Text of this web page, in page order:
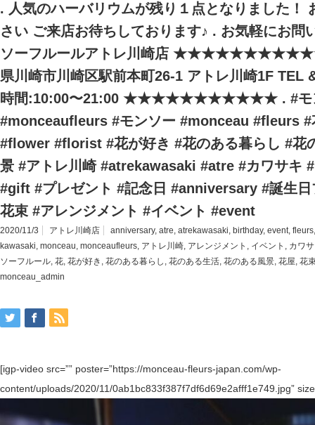
. 人気のハーバリウムが残り１点となりました！
さい ご来店お待ちしております♪ . お気軽にお問
ソーフルールアトレ川崎店 ★★★★★★★★★★★
県川崎市川崎区駅前本町26-1 アトレ川崎1F TEL
時間:10:00〜21:00 ★★★★★★★★★★★ . #モン
#monceaufleurs #モンソー #monceau #fleurs
#flower #florist #花が好き #花のある暮らし #花
景 #アトレ川崎 #atrekawasaki #atre #カワサキ
#gift #プレゼント #記念日 #anniversary #誕生
花束 #アレンジメント #イベント #event
2020/11/3 アトレ川崎店 anniversary, atre, atrekawasaki, birthday, event, fleurs
kawasaki, monceau, monceaufleurs, アトレ川崎, アレンジメント , イベント , カワ
ソーフルール, 花, 花が好き , 花のある暮らし , 花のある生活, 花のある風景, 花屋, 花
monceau_admin
[igp-video src=”” poster=”https://monceau-fleurs-japan.com/wp-
content/uploads/2020/11/0ab1bc833f387f7df6d69e2afff1e749.jpg”